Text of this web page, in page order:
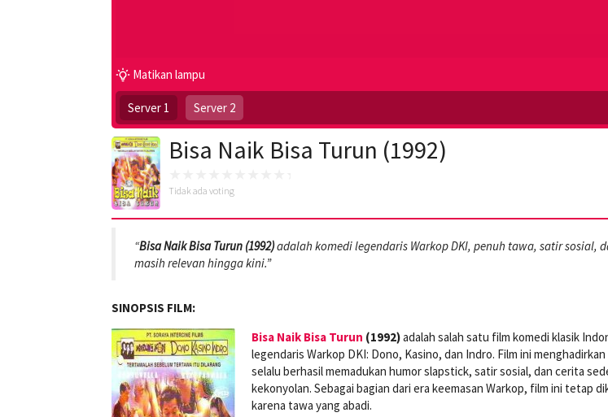
Matikan lampu
Server 1 Server 2
Bisa Naik Bisa Turun (1992)
Tidak ada voting
“Bisa Naik Bisa Turun (1992)adalah komedi legendaris Warkop DKI, penuh tawa, satir sosial,
masih relevan hingga kini.”
SINOPSIS FILM:
Bisa Naik Bisa Turun (1992)adalah salah satu film komedi klasik
legendaris Warkop DKI: Dono, Kasino, dan Indro. Film ini
selalu berhasil memadukan humor slapstick, satir sosial, dan cerita
kekonyolan. Sebagai bagian dari era keemasan Warkop, film ini tetap
karena tawa yang abadi.